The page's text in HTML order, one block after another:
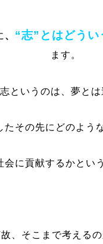
、 “志”とはどうい
ます。
志というのは、夢とは
たその先にどのよう
会に貢献するかとい
、そこまで考えるの